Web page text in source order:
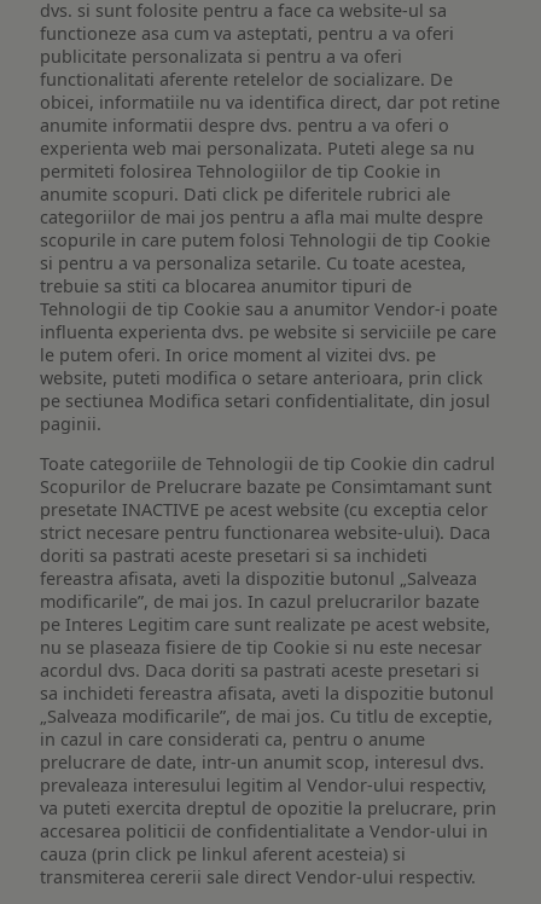
dvs. si sunt folosite pentru a face ca website-ul sa
functioneze asa cum va asteptati, pentru a va oferi
publicitate personalizata si pentru a va oferi
functionalitati aferente retelelor de socializare. De
obicei, informatiile nu va identifica direct, dar pot retine
anumite informatii despre dvs. pentru a va oferi o
experienta web mai personalizata. Puteti alege sa nu
permiteti folosirea Tehnologiilor de tip Cookie in
anumite scopuri. Dati click pe diferitele rubrici ale
categoriilor de mai jos pentru a afla mai multe despre
scopurile in care putem folosi Tehnologii de tip Cookie
si pentru a va personaliza setarile. Cu toate acestea,
trebuie sa stiti ca blocarea anumitor tipuri de
Tehnologii de tip Cookie sau a anumitor Vendor-i poate
influenta experienta dvs. pe website si serviciile pe care
le putem oferi. In orice moment al vizitei dvs. pe
website, puteti modifica o setare anterioara, prin click
pe sectiunea Modifica setari confidentialitate, din josul
paginii.
Toate categoriile de Tehnologii de tip Cookie din cadrul
Scopurilor de Prelucrare bazate pe Consimtamant sunt
presetate INACTIVE pe acest website (cu exceptia celor
strict necesare pentru functionarea website-ului). Daca
doriti sa pastrati aceste presetari si sa inchideti
fereastra afisata, aveti la dispozitie butonul „Salveaza
modificarile”, de mai jos. In cazul prelucrarilor bazate
pe Interes Legitim care sunt realizate pe acest website,
nu se plaseaza fisiere de tip Cookie si nu este necesar
acordul dvs. Daca doriti sa pastrati aceste presetari si
sa inchideti fereastra afisata, aveti la dispozitie butonul
„Salveaza modificarile”, de mai jos. Cu titlu de exceptie,
in cazul in care considerati ca, pentru o anume
prelucrare de date, intr-un anumit scop, interesul dvs.
prevaleaza interesului legitim al Vendor-ului respectiv,
va puteti exercita dreptul de opozitie la prelucrare, prin
accesarea politicii de confidentialitate a Vendor-ului in
cauza (prin click pe linkul aferent acesteia) si
transmiterea cererii sale direct Vendor-ului respectiv.